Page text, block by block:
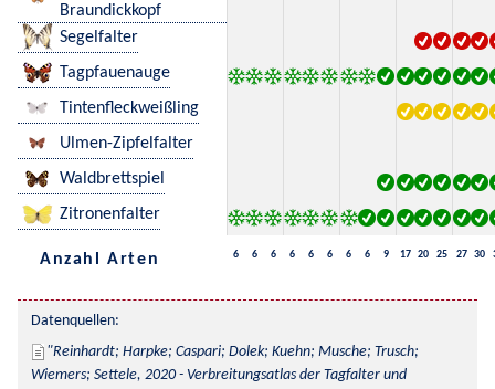
Braundickkopf
Segelfalter
Tagpfauenauge
Tintenfleckweißling
Ulmen-Zipfelfalter
Waldbrettspiel
Zitronenfalter
Anzahl Arten 6 6 6 6 6 6 6 6 9 17 20 25 27 30
Datenquellen:
Reinhardt; Harpke; Caspari; Dolek; Kuehn; Musche; Trusch;
Wiemers; Settele, 2020 - Verbreitungsatlas der Tagfalter und